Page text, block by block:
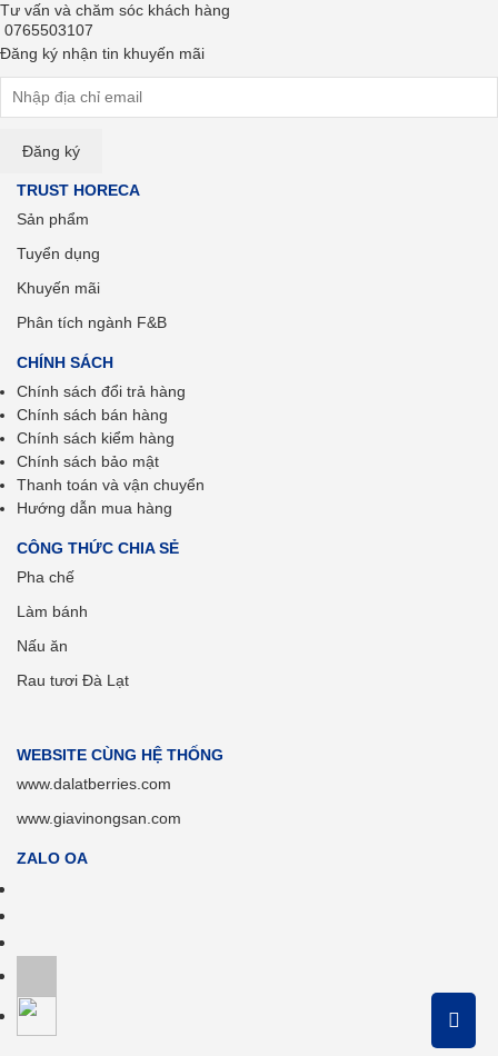
Tư vấn và chăm sóc khách hàng
0765503107
Đăng ký nhận tin khuyến mãi
TRUST HORECA
Sản phẩm
Tuyển dụng
Khuyến mãi
Phân tích ngành F&B
CHÍNH SÁCH
Chính sách đổi trả hàng
Chính sách bán hàng
Chính sách kiểm hàng
Chính sách bảo mật
Thanh toán và vận chuyển
Hướng dẫn mua hàng
CÔNG THỨC CHIA SẺ
Pha chế
Làm bánh
Nấu ăn
Rau tươi Đà Lạt
WEBSITE CÙNG HỆ THỐNG
www.dalatberries.com
www.giavinongsan.com
ZALO OA